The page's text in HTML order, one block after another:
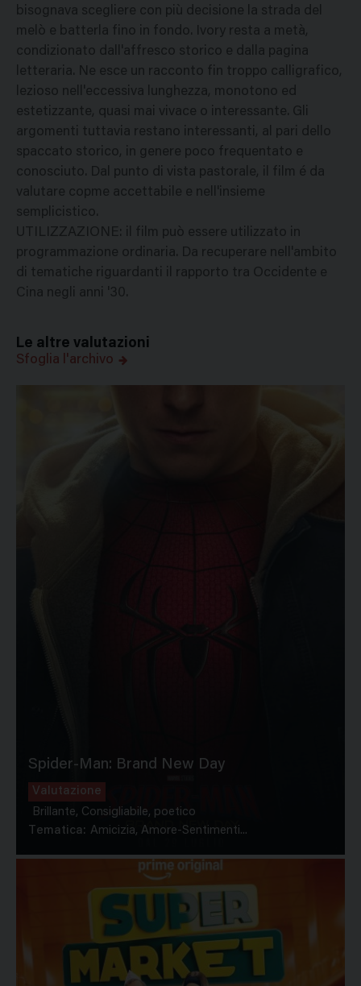
bisognava scegliere con più decisione la strada del
melò e batterla fino in fondo. Ivory resta a metà,
condizionato dall'affresco storico e dalla pagina
letteraria. Ne esce un racconto fin troppo calligrafico,
lezioso nell'eccessiva lunghezza, monotono ed
estetizzante, quasi mai vivace o interessante. Gli
argomenti tuttavia restano interessanti, al pari dello
spaccato storico, in genere poco frequentato e
conosciuto. Dal punto di vista pastorale, il film é da
valutare copme accettabile e nell'insieme
semplicistico.
UTILIZZAZIONE: il film può essere utilizzato in
programmazione ordinaria. Da recuperare nell'ambito
di tematiche riguardanti il rapporto tra Occidente e
Cina negli anni '30.
Le altre valutazioni
Sfoglia l'archivo
Spider-Man: Brand New Day
Valutazione
Brillante, Consigliabile, poetico
Tematica: Amicizia, Amore-Sentimenti...